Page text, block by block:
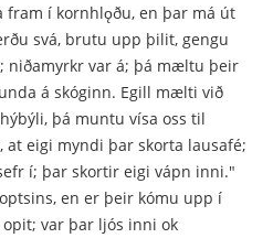
í kornhlǫðu, en þar má út
svá, brutu upp þilit, gengu
niðamyrkr var á; þá mæltu þeir
á skóginn. Egill mælti við
þá muntu vísa oss til
at eigi myndi þar skorta lausafé;
í; þar skortir eigi vápn inni."
en er þeir kómu upp í
var þar ljós inni ok